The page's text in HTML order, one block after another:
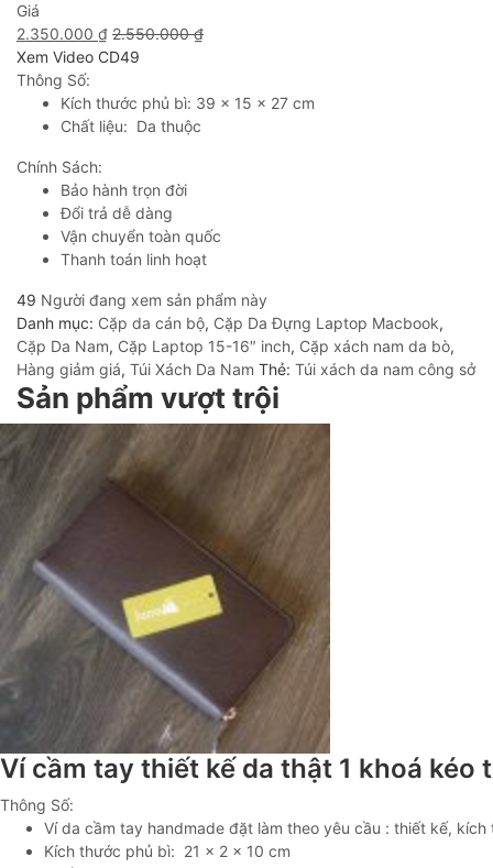
Giá
2.350.000 ₫ 2.550.000₫
Xem Video CD49
Thông Số:
Kích thước phủ bì: 39 x 15 x 27 cm
Chất liệu: Da thuộc
Chính Sách:
Bảo hành trọn đời
Đổi trả dễ dàng
Vận chuyển toàn quốc
Thanh toán linh hoạt
49 Người đang xem sản phẩm này
Danh mục: Cặp da cán bộ, Cặp Da Đựng Laptop Macbook,
Cặp Da Nam, Cặp Laptop 15-16″ inch, Cặp xách nam da bò,
Hàng giảm giá, Túi Xách Da Nam Thẻ: Túi xách da nam công sở
Sản phẩm vượt trội
Ví cầm tay thiết kế da thật 1 khoá kéo
Thông Số:
Ví da cầm tay handmade đặt làm theo yêu cầu : thiết kế,
Kích thước phủ bì: 21 x 2 x 10 cm